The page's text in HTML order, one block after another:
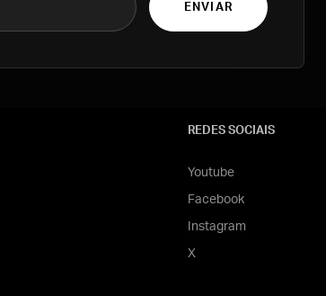
ENVIAR
REDES SOCIAIS
Youtube
Facebook
Instagram
X